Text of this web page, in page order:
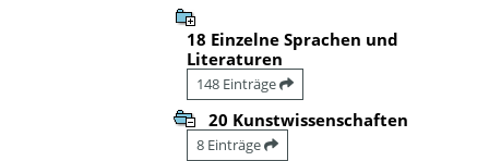
18 Einzelne Sprachen und
Literaturen
148 Einträge
20 Kunstwissenschaften
8 Einträge